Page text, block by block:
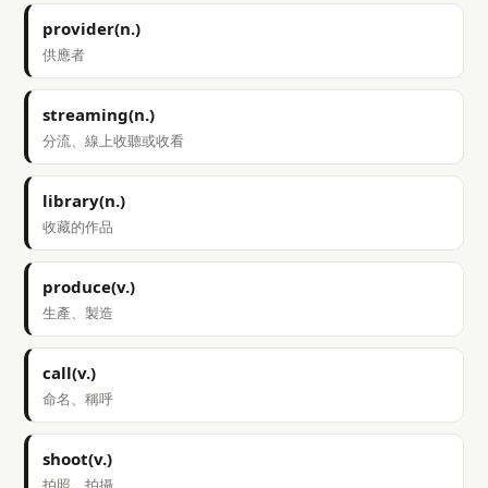
provider(n.)
供應者
streaming(n.)
分流、線上收聽或收看
library(n.)
收藏的作品
produce(v.)
生產、製造
call(v.)
命名、稱呼
shoot(v.)